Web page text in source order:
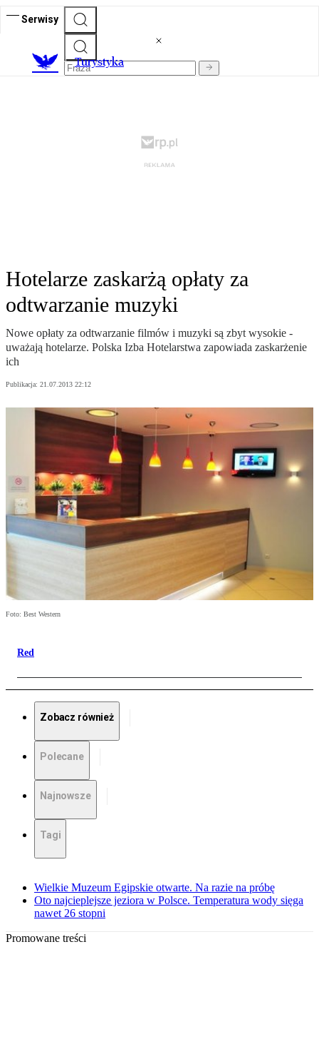
Serwisy
Turystyka
Hotelarze zaskarżą opłaty za
odtwarzanie muzyki
Nowe opłaty za odtwarzanie filmów i muzyki są zbyt wysokie -
uważają hotelarze. Polska Izba Hotelarstwa zapowiada zaskarżenie
ich
Publikacja: 21.07.2013 22:12
Foto: Best Western
Red
Zobacz również
Polecane
Najnowsze
Tagi
Wielkie Muzeum Egipskie otwarte. Na razie na próbę
Oto najcieplejsze jeziora w Polsce. Temperatura wody sięga
nawet 26 stopni
Promowane treści